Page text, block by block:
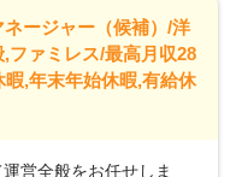
ージャー（候補）/洋
ファミレス/最高月収28
,年末年始休暇,有給休
営全般をお任せしま